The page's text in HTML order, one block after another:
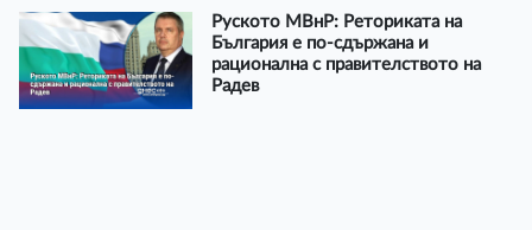
Руското МВнР: Реториката на
България е по-сдържана и
рационална с правителството на
Радев